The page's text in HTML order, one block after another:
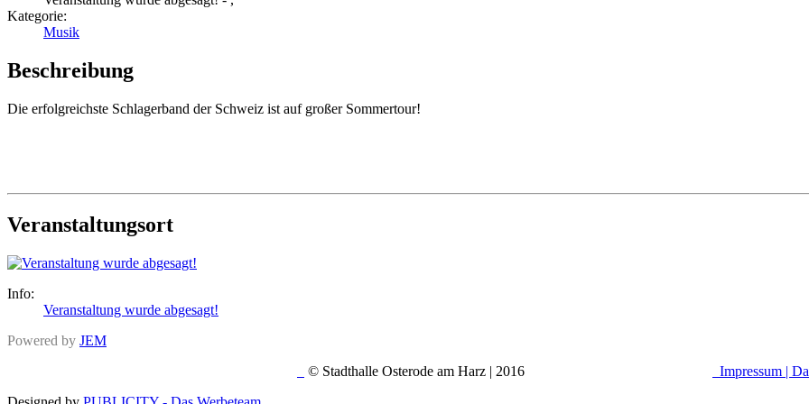
Kategorie:
Musik
Beschreibung
Die erfolgreichste Schlagerband der Schweiz ist auf großer Sommertour!
Veranstaltungsort
Info:
Veranstaltung wurde abgesagt!
Powered by JEM
© Stadthalle Osterode am Harz | 2016
Impressum |